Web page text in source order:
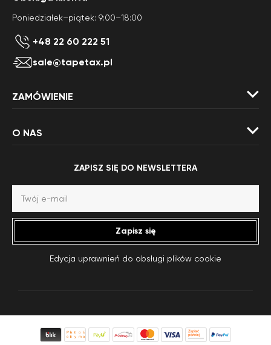
Poniedziałek–piątek: 9:00–18:00
+48 22 60 222 51
sale@tapetax.pl
ZAMÓWIENIE
O NAS
ZAPISZ SIĘ DO NEWSLETTERA
Zapisz się
Edycja uprawnień do obsługi plików cookie
Płatność po
otrzymaniu